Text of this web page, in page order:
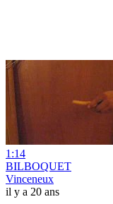
1:14
BILBOQUET
Vinceneux
il y a 20 ans